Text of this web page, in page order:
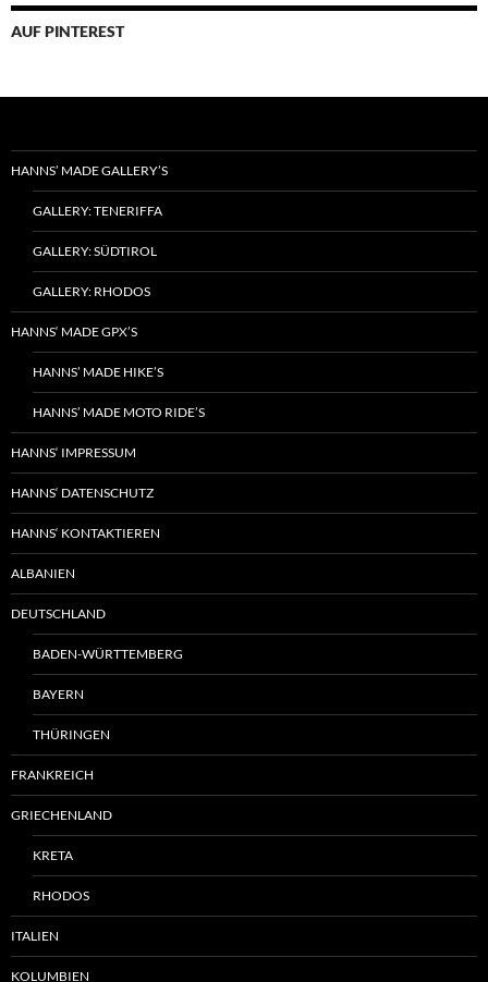
AUF PINTEREST
HANNS’ MADE GALLERY’S
GALLERY: TENERIFFA
GALLERY: SÜDTIROL
GALLERY: RHODOS
HANNS‘ MADE GPX’S
HANNS’ MADE HIKE’S
HANNS’ MADE MOTO RIDE’S
HANNS‘ IMPRESSUM
HANNS‘ DATENSCHUTZ
HANNS‘ KONTAKTIEREN
ALBANIEN
DEUTSCHLAND
BADEN-WÜRTTEMBERG
BAYERN
THÜRINGEN
FRANKREICH
GRIECHENLAND
KRETA
RHODOS
ITALIEN
KOLUMBIEN